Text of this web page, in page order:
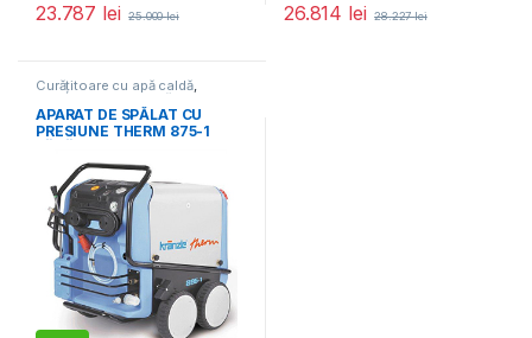
23.787 lei 25.000lei 26.814 lei 28.227lei
Curățitoare cu apă caldă,
Echipamente de curățat
APARAT DE SPĂLAT CU
PRESIUNE THERM 875-1